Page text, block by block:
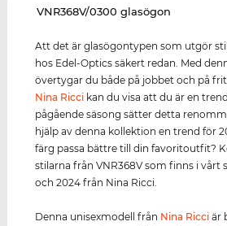
‌VNR368V/0300 glasögon
Att det är glasögontypen som utgör
hos Edel-Optics säkert redan. Med
övertygar du både på jobbet och på
Nina Ricci kan du visa att du är en
pågående säsong sätter detta
hjälp av denna kollektion en trend för
färg passa bättre till din favoritoutfit?
stilarna från VNR368V som finns i vårt
och 2024 från Nina Ricci.
Denna unisexmodell från Nina Ricci är